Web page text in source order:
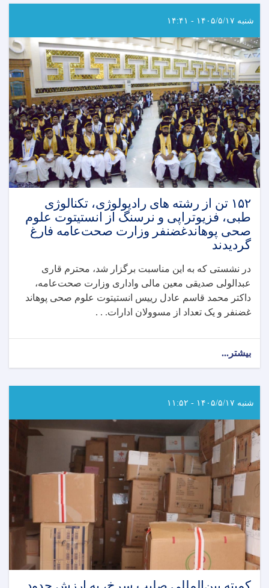
تعداد
از
کشور،
از
هفته
جهانی
تغذیه
با
شیر
مادر
گرامی‌داشت
به
عمل
آمد
شنبه ۱۴۰۵/۵/۱۷ - ۱۴:۴۱
۱۵۲ تن از رشته های رادیولوژی، تکنالوژی
طبی، فزیوتراپی و نرسنگ از انستیتوت علوم
صحی پوهاندغضنفر وزارت صحت‌عامه فارغ
گردیدند
در نشستی که به این مناسبت برگزار شد، محترم قاری
عبدالولی صدیقی معین مالی واداری وزارت صحت‌عامه،
داکتر محمد قاسم عادل رییس انستیتوت علوم صحی پوهاند
غضنفر و یک تعداد از مسوولان ادارات. . .
بیشتر...
از
رشته
رادیولوژی،
تکنالوژی
طبی،
فزیوتراپی
نرسنگ
انستیتوت
علوم
صحی
پوهاندغضنفر
وزارت
صحت‌عامه
شنبه ۱۴۰۵/۵/۱۷ - ۱۱:۵۲